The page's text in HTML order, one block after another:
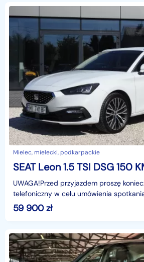
Mielec, mielecki, podkarpackie
UWAGA!Przed przyjazdem proszę
telefoniczny w celu umówienia
pojazdu 7-dni w tygodniu , również w
59 900zł